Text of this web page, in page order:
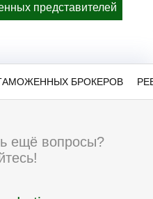
представителей
БРОКЕРОВ
ещё вопросы?